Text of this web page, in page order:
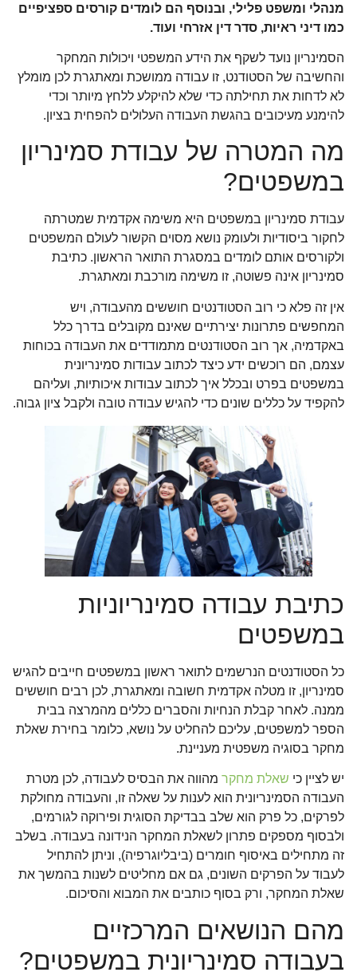
מנהלי ומשפט פלילי, ובנוסף הם לומדים קורסים ספציפיים
כמו דיני ראיות, סדר דין אזרחי ועוד.
הסמינריון נועד לשקף את הידע המשפטי ויכולות המחקר
והחשיבה של הסטודנט, זו עבודה ממושכת ומאתגרת לכן מומלץ
לא לדחות את תחילתה כדי שלא להיקלע ללחץ מיותר וכדי
להימנע מעיכובים בהגשת העבודה העלולים להפחית בציון.
מה המטרה של עבודת סמינריון
במשפטים?
עבודת סמינריון במשפטים היא משימה אקדמית שמטרתה
לחקור ביסודיות ולעומק נושא מסוים הקשור לעולם המשפטים
ולקורסים אותם לומדים במסגרת התואר הראשון. כתיבת
סמינריון אינה פשוטה, זו משימה מורכבת ומאתגרת.
אין זה פלא כי רוב הסטודנטים חוששים מהעבודה, ויש
המחפשים פתרונות יצירתיים שאינם מקובלים בדרך כלל
באקדמיה, אך רוב הסטודנטים מתמודדים את העבודה בכוחות
עצמם, הם רוכשים ידע כיצד לכתוב עבודות סמינריונית
במשפטים בפרט ובכלל איך לכתוב עבודות איכותיות, ועליהם
להקפיד על כללים שונים כדי להגיש עבודה טובה ולקבל ציון גבוה.
כתיבת עבודה סמינריוניות
במשפטים
כל הסטודנטים הנרשמים לתואר ראשון במשפטים חייבים להגיש
סמינריון, זו מטלה אקדמית חשובה ומאתגרת, לכן רבים חוששים
ממנה. לאחר קבלת הנחיות והסברים כללים מהמרצה בבית
הספר למשפטים, עליכם להחליט על נושא, כלומר בחירת שאלת
מחקר בסוגיה משפטית מעניינת.
יש לציין כי שאלת מחקר מהווה את הבסיס לעבודה, לכן מטרת
העבודה הסמינריונית הוא לענות על שאלה זו, והעבודה מחולקת
לפרקים, כל פרק הוא שלב בבדיקת הסוגית ופירוקה לגורמים,
ולבסוף מספקים פתרון לשאלת המחקר הנידונה בעבודה. בשלב
זה מתחילים באיסוף חומרים (ביבליוגרפיה), וניתן להתחיל
לעבוד על הפרקים השונים, גם אם מחליטים לשנות בהמשך את
שאלת המחקר, ורק בסוף כותבים את המבוא והסיכום.
מהם הנושאים המרכזיים
בעבודה סמינריונית במשפטים?